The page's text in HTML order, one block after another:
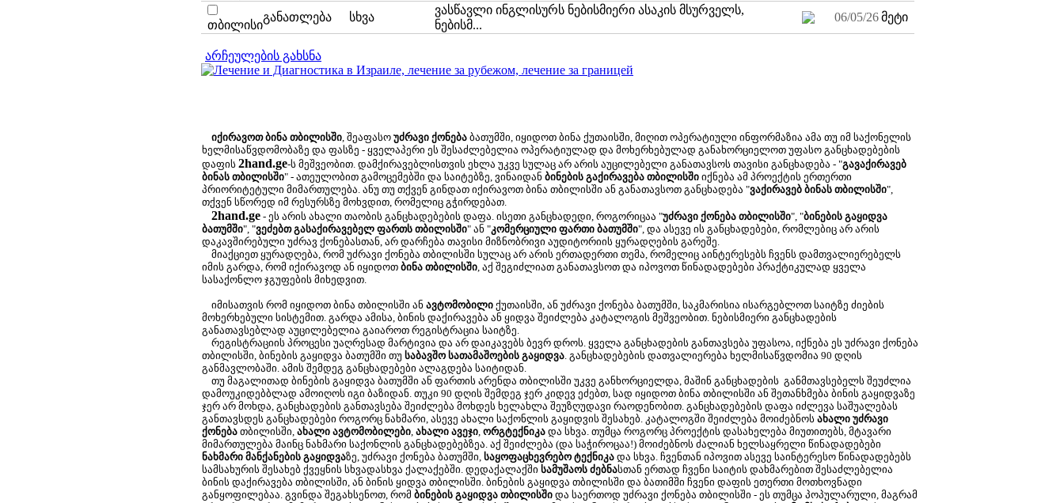
თბილისი
განათლება სხვა
ვასწავლი ინგლისურს ნებისმიერი ასაკის მსურველს,
ნებისმ...
06/05/26 მეტი
არჩეულების გახსნა
იქირავოთ ბინა თბილისში, შეაფასო უძრავი ქონება ბათუმში, იყიდოთ ბინა ქუთაისში, მიღით ოპერატიული ინფორმაზია ამა თუ იმ საქონელის
ხელმისაწვდომობაზე და ფასზე - ყველაპერი ეს შესაძლებელია ოპერატიულად და მოხერხებულად განახორციელოთ უფასო განცხადებების
დაფის 2hand.ge-ს მეშვეობით. დამქირავებლისთვის ეხლა უკვე სულაც არ არის აუცილებელი განათავსოს თავისი განცხადება - "გავაქირავებ
ბინას თბილისში" - ათეულობით გამოცემებში და საიტებზე, ვინაიდან ბინების გაქირავება თბილისში იქნება ამ პროექტის ერთერთი
პრიორიტეტული მიმართულება. ანუ თუ თქვენ გინდათ იქირავოთ ბინა თბილისში ან განათავსოთ განცხადება "ვაქირავებ ბინას თბილისში",
თქვენ სწორედ იმ რესურსზე მოხვდით, რომელიც გჭირდებათ.
2hand.ge - ეს არის ახალი თაობის განცხადებების დაფა. ისეთი განცხადედი, როგორიცაა "უძრავი ქონება თბილისში", "ბინების გაყიდვა
ბათუმში", "ვეძებთ გასაქირავებელ ფართს თბილისში" ან "კომერციული ფართი ბათუმში", და ასევე ის განცხადებები, რომლებიც არ არის
დაკავშირებული უძრავ ქონებასთან, არ დარჩება თავისი მიზნობრივი აუდიტორიის ყურადღების გარეშე.
მიაქციეთ ყურადღება, რომ უძრავი ქონება თბილისში სულაც არ არის ერთადერთი თემა, რომელიც აინტერესებს ჩვენს დამთვალიერებელს
იმის გარდა, რომ იქირავოდ ან იყიდოთ ბინა თბილისში, აქ შეგიძლიათ განათავსოთ და იპოვოთ წინადადებები პრაქტიკულად ყველა
სასაქონლო ჯგუფების მიხედვით.
იმისათვის რომ იყიდოთ ბინა თბილისში ან ავტომობილი ქუთაისში, ან უძრავი ქონება ბათუმში, საკმარისია ისარგებლოთ საიტზე ძიების
მოხერხებული სისტემით. გარდა ამისა, ბინის დაქირავება ან ყიდვა შეიძლება კატალოგის მეშვეობით. ნებისმიერი განცხადების
განათავსებლად აუცილებელია გაიაროთ რეგისტრაცია საიტზე.
რეგისტრაციის პროცესი უაღრესად მარტივია და არ დაიკავებს ბევრ დროს. ყველა განცხადების განთავსება უფასოა, იქნება ეს უძრავი ქონება
თბილისში, ბინების გაყიდვა ბათუმში თუ საბავშო სათამაშოების გაყიდვა. განცხადებების დათვალიერება ხელმისაწვდომია 90 დღის
განმავლობაში. ამის შემდეგ განცხადებები ალაგდება საიტიდან.
თუ მაგალითად ბინების გაყიდვა ბათუმში ან ფართის არენდა თბილისში უკვე განხორციელდა, მაშინ განცხადების განმთავსებელს შეუძლია
დამოუკიდებბლად ამოიღოს იგი ბაზიდან. თუკი 90 დღის შემდეგ ჯერ კიდევ ეძებთ, სად იყიდოთ ბინა თბილისში ან შეთანხმება ბინის გაყიდვაზე
ჯერ არ მოხდა, განცხადების განთავსება შეიძლება მოხდეს ხელახლა შეუზღუდავი რაოდენობით. განცხადებების დაფა იძლევა საშუალებას
განთავსდეს განცხადებები როგორც ნახმარი, ასევე ახალი საქონლის გაყიდვის შესახებ. კატალოგში შეიძლება მოიძებნოს ახალი უძრავი
ქონება თბილისში, ახალი ავტომობილები, ახალი ავეჯი, ორგტექნიკა და სხვა. თუმცა როგორც პროექტის დასახელება მიუთითებს, მტავარი
მიმართულება მაინც ნახმარი საქონლის განცხადებებზეა. აქ შეიძლება (და საჭიროცაა!) მოიძებნოს ძალიან ხელსაყრელი წინადადებები
ნახმარი მანქანების გაყიდვაზე, უძრავი ქონება ბათუმში, საყოფაცხევრებო ტექნიკა და სხვა. ჩვენთან იპოვით ასევე საინტერესო წინადადებებს
სამსახურის შესახებ ქვეყნის სხვადასხვა ქალაქებში. დედაქალაქში სამუშაოს ძებნასთან ერთად ჩვენი საიტის დახმარებით შესაძლებელია
ბინის დაქირავება თბილისში, ან ბინის ყიდვა თბილისში. ბინების გაყიდვა თბილისში და ბათიმში ჩვენი დაფის ეთერთი მოთხოვნადი
განყოფილებაა. გვინდა შეგახსენოთ, რომ ბინების გაყიდვა თბილისში და საერთოდ უძრავი ქონება თბილისში - ეს თუმცა პოპულარული, მაგრამ